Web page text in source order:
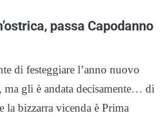
passa Capodanno
di festeggiare l’anno nuovo
ma gli è andata decisamente… di
la bizzarra vicenda è Prima